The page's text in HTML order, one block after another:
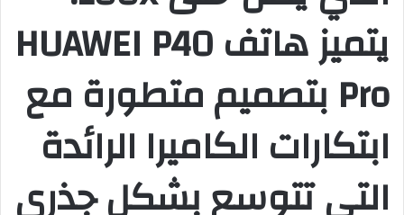
يتميز هاتف HUAWEI P40
Pro بتصميم متطورة مع
ابتكارات الكاميرا الرائدة
التي تتوسع بشكل جذري